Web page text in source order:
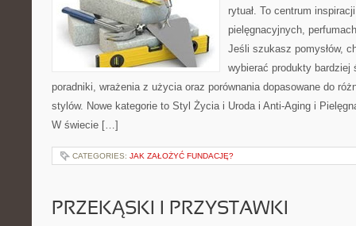
rytuał. To centrum
pielęgnacyjnych,
Jeśli szukasz pomysłów,
wybierać produkty bardziej
poradniki, wrażenia z użycia oraz porównania dopasowane do
stylów. Nowe kategorie to Styl Życia i Uroda i Anti-Aging i
W świecie […]
CATEGORIES: JAK ZAŁOŻYĆ FUNDACJĘ?
PRZEKĄSKI I PRZYSTAWKI